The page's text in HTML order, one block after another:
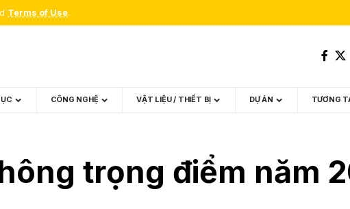
Terms of Use.
CÔNG NGHỆ VẬT LIỆU / THIẾT BỊ DỰ ÁN TƯƠNG
trọng điểm năm